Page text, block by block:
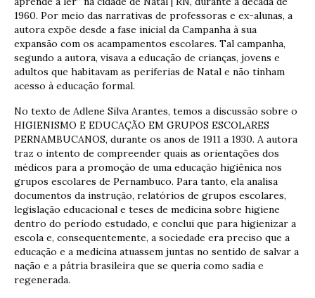
1960. Por meio das narrativas de professoras e ex-alunas, a
autora expõe desde a fase inicial da Campanha à sua
expansão com os acampamentos escolares. Tal campanha,
segundo a autora, visava a educação de crianças, jovens e
adultos que habitavam as periferias de Natal e não tinham
acesso à educação formal.
No texto de Adlene Silva Arantes, temos a discussão sobre o
HIGIENISMO E EDUCAÇÃO EM GRUPOS ESCOLARES
PERNAMBUCANOS, durante os anos de 1911 a 1930. A autora
traz o intento de compreender quais as orientações dos
médicos para a promoção de uma educação higiênica nos
grupos escolares de Pernambuco. Para tanto, ela analisa
documentos da instrução, relatórios de grupos escolares,
legislação educacional e teses de medicina sobre higiene
dentro do período estudado, e conclui que para higienizar a
escola e, consequentemente, a sociedade era preciso que a
educação e a medicina atuassem juntas no sentido de salvar a
nação e a pátria brasileira que se queria como sadia e
regenerada.